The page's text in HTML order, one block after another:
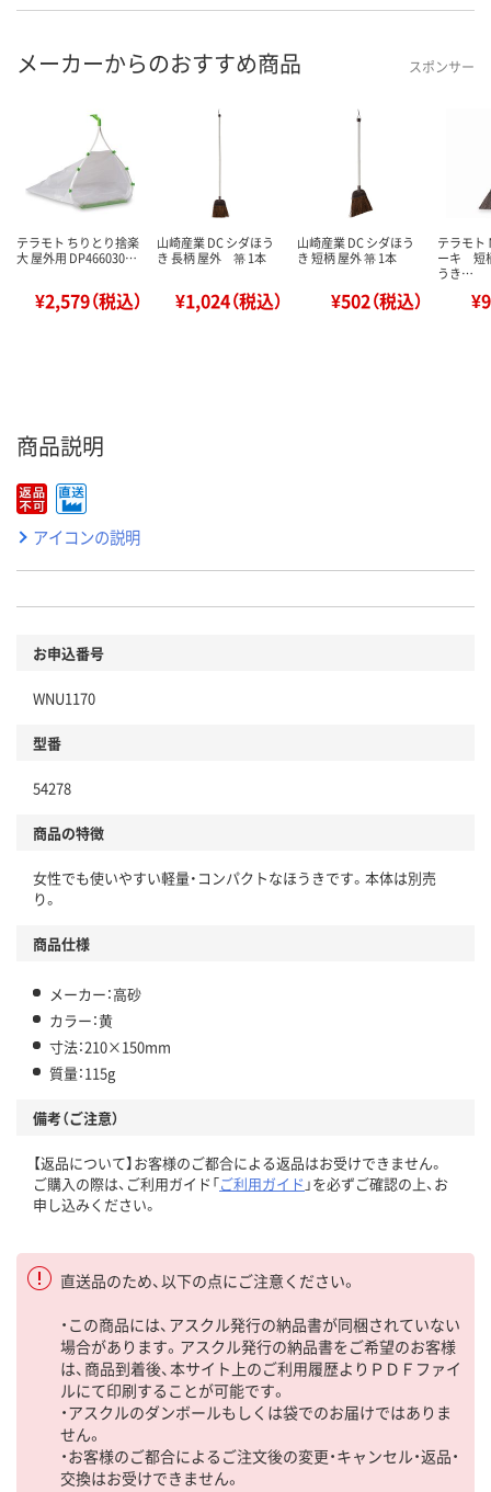
メーカーからのおすすめ商品 スポンサー
テラモト ちりとり捨楽
大 屋外用 DP466030…
¥2,579（税込）
山崎産業 DC シダほう
き 長柄 屋外 箒 1本
¥1,024（税込）
山崎産業 DC シダほう
き 短柄 屋外 箒 1本
¥502（税込）
テラモト
ーキ 短
うき…
商品説明
アイコンの説明
お申込番号
WNU1170
型番
54278
商品の特徴
女性でも使いやすい軽量・コンパクトなほうきです。本体は別売
り。
商品仕様
メーカー：高砂
カラー：黄
寸法：210×150mm
質量：115g
備考（ご注意）
【返品について】お客様のご都合による返品はお受けできません。
ご購入の際は、ご利用ガイド「ご利用ガイド 」を必ずご確認の上、お
申し込みください。
直送品のため、以下の点にご注意ください。
・この商品には、アスクル発行の納品書が同梱されていない
場合があります。アスクル発行の納品書をご希望のお客様
は、商品到着後、本サイト上のご利用履歴よりＰＤＦファイ
ルにて印刷することが可能です。
・アスクルのダンボールもしくは袋でのお届けではありま
せん。
・お客様のご都合によるご注文後の変更・キャンセル・返品・
交換はお受けできません。